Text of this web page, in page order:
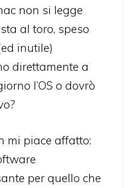
non si legge
al toro, speso
inutile)
direttamente a
l’OS o dovrò
mi piace affatto:
per quello che